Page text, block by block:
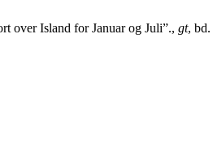
over Island for Januar og Juli”., gt,